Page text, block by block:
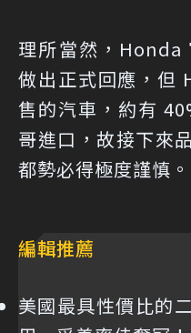
理所當然，Honda
做出正式回應，但
售的汽車，約有
哥進口，故接下來
都勢必得極度謹慎。
編輯推薦
美國最具性價比的